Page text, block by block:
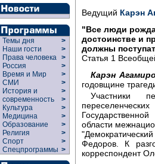
Темы дня
>
Наши гости
>
Права человека >
Россия
>
Время и Мир
>
СМИ
>
История и
современность
>
>
Культура
>
Медицина
>
Образование
>
Религия
>
Спорт
>
Спецпрограммы >
Ведущий Карэн
"Все люди
достоинстве и
должны
Статья 1
Карэн
годовщине
Участники
области
Федоров. К
корреспондент